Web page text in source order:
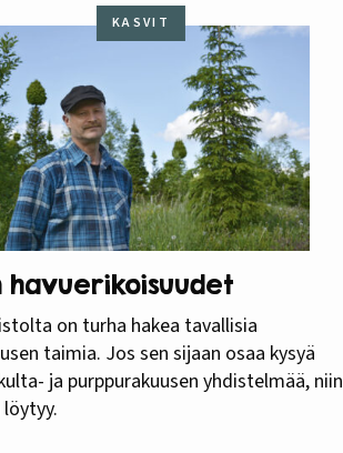
KASVIT
havuerikoisuudet
on turha hakea tavallisia
taimia. Jos sen sijaan osaa kysyä
ja purppurakuusen yhdistelmää, niin